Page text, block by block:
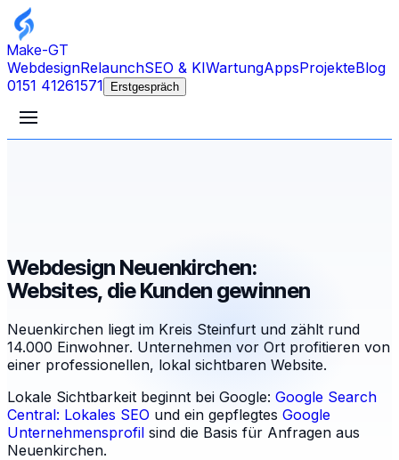
Make-GT
WebdesignRelaunchSEO & KIWartungAppsProjekteBlog
0151 41261571
Erstgespräch
Webdesign Neuenkirchen:
Websites, die Kunden gewinnen
Neuenkirchen liegt im Kreis Steinfurt und zählt rund
14.000 Einwohner. Unternehmen vor Ort profitieren von
einer professionellen, lokal sichtbaren Website.
Lokale Sichtbarkeit beginnt bei Google: Google Search
Central: Lokales SEO und ein gepflegtes Google
Unternehmensprofil sind die Basis für Anfragen aus
Neuenkirchen.